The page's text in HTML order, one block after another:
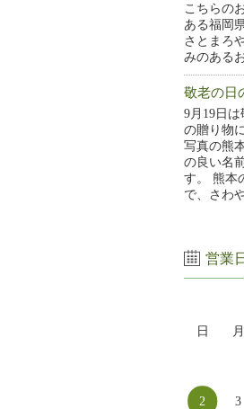
こちらの
ある福岡
さとまろ
みのある
敬老の日
9月19日
の贈り物
写真の熊
の良い名
す。 熊本
で、さわ
営業
日 月
2 3